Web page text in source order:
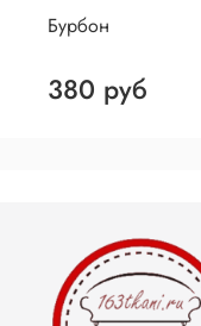
Бурбон
380 руб